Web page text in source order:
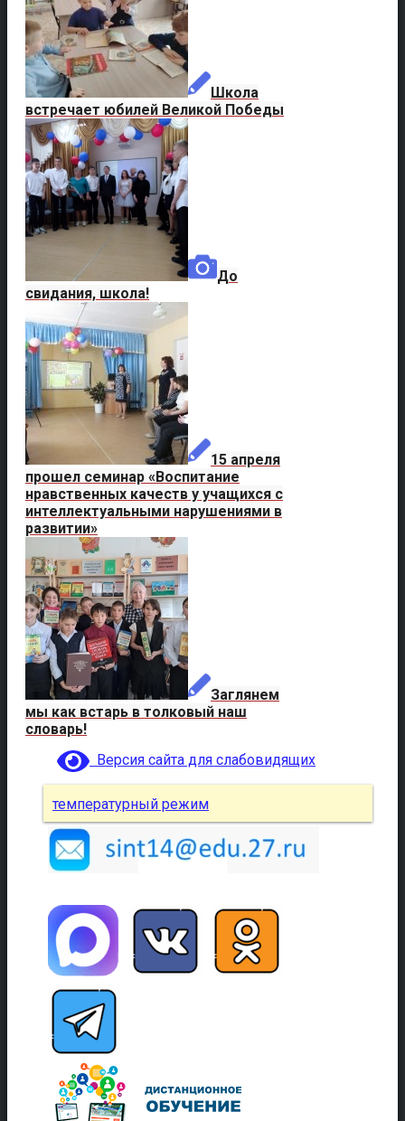
Школа
встречает юбилей Великой Победы
До
свидания, школа!
15 апреля
прошел семинар «Воспитание
нравственных качеств у учащихся с
интеллектуальными нарушениями в
развитии»
Заглянем
мы как встарь в толковый наш
словарь!
Версия сайта для слабовидящих
температурный режим